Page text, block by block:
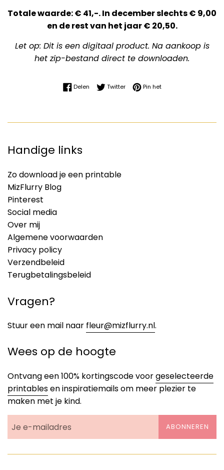
Totale waarde: € 41,-. In december slechts € 9,00
en de rest van het jaar € 20,50.
Let op: Dit is een digitaal product. Na aankoop is
het zip-bestand direct te downloaden.
DelenDelen op Facebook
TwitterTwitteren op Twitter
Pin hetPinnen op Pinterest
Handige links
Zo download je een printable
MizFlurry Blog
Pinterest
Social media
Over mij
Algemene voorwaarden
Privacy policy
Verzendbeleid
Terugbetalingsbeleid
Vragen?
Stuur een mail naar fleur@mizflurry.nl.
Wees op de hoogte
Ontvang een 100% kortingscode voorgeselecteerde
printablesen inspiratiemails om meer plezier te
maken met je kind.
ABONNEREN